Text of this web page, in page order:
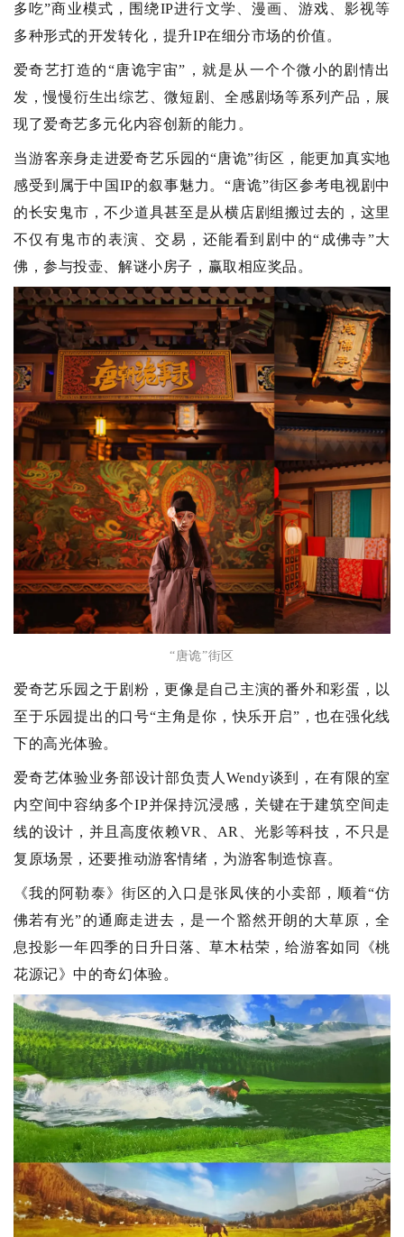
多吃”商业模式，围绕IP进行文学、漫画、游戏、影视等
多种形式的开发转化，提升IP在细分市场的价值。
爱奇艺打造的“唐诡宇宙”，就是从一个个微小的剧情出
发，慢慢衍生出综艺、微短剧、全感剧场等系列产品，展
现了爱奇艺多元化内容创新的能力。
当游客亲身走进爱奇艺乐园的“唐诡”街区，能更加真实地
感受到属于中国IP的叙事魅力。“唐诡”街区参考电视剧中
的长安鬼市，不少道具甚至是从横店剧组搬过去的，这里
不仅有鬼市的表演、交易，还能看到剧中的“成佛寺”大
佛，参与投壶、解谜小房子，赢取相应奖品。
“唐诡”街区
爱奇艺乐园之于剧粉，更像是自己主演的番外和彩蛋，以
至于乐园提出的口号“主角是你，快乐开启”，也在强化线
下的高光体验。
爱奇艺体验业务部设计部负责人Wendy谈到，在有限的室
内空间中容纳多个IP并保持沉浸感，关键在于建筑空间走
线的设计，并且高度依赖VR、AR、光影等科技，不只是
复原场景，还要推动游客情绪，为游客制造惊喜。
《我的阿勒泰》街区的入口是张凤侠的小卖部，顺着“仿
佛若有光”的通廊走进去，是一个豁然开朗的大草原，全
息投影一年四季的日升日落、草木枯荣，给游客如同《桃
花源记》中的奇幻体验。